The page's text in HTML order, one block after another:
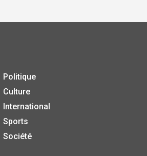
Politique
Culture
International
Sports
Société